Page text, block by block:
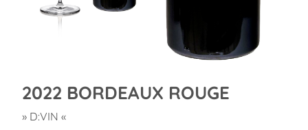
2022 BORDEAUX ROUGE
» D:VIN «